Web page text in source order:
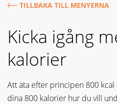
TILLBAKA TILL MENYERNA
Kicka igång
kalorier
Att äta efter principen 800
dina 800 kalorier hur du vill